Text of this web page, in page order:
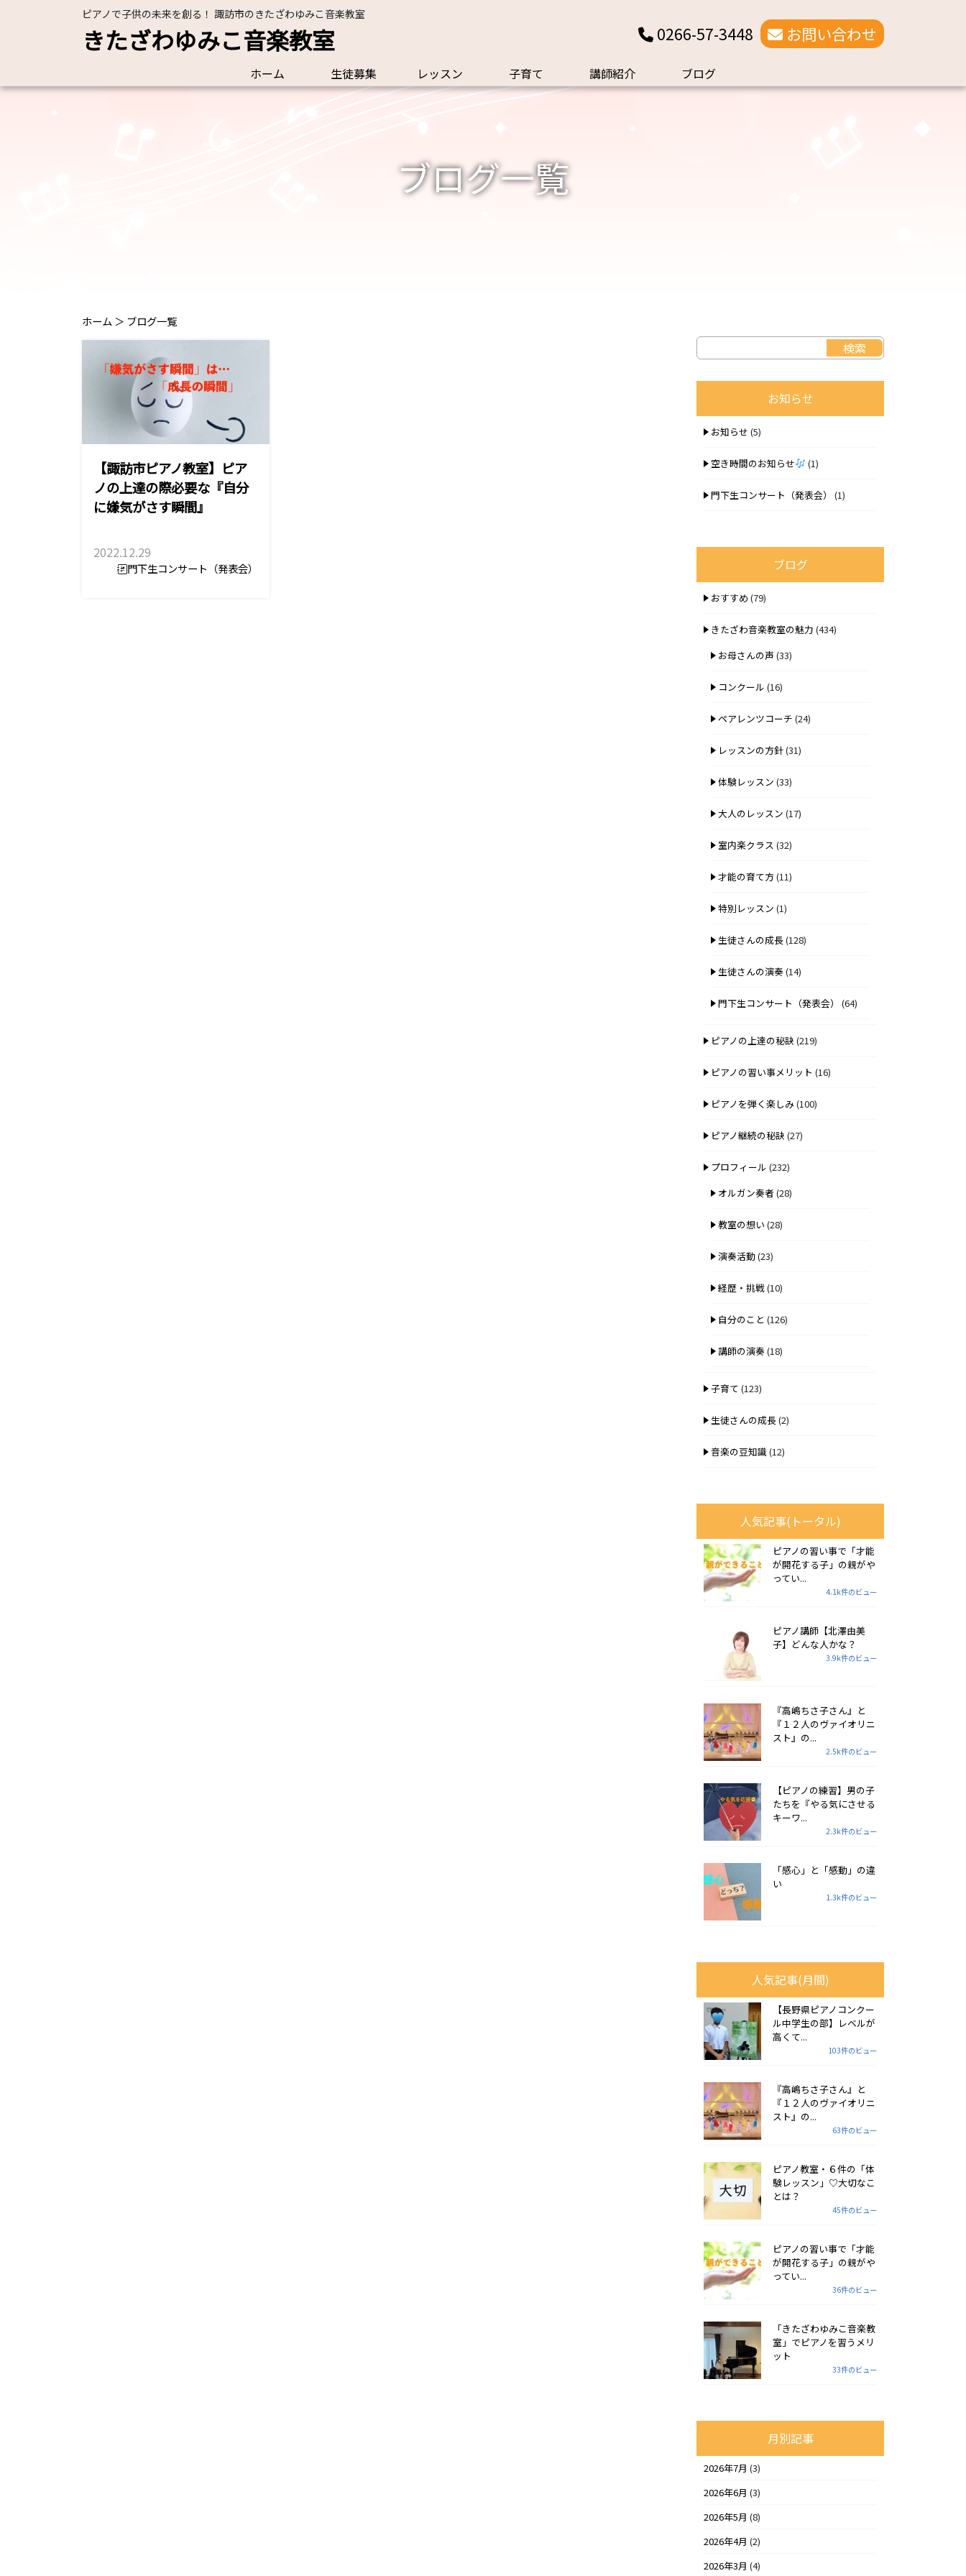
ピアノで子供の未来を創る！ 諏訪市のきたざわゆみこ音楽教室
きたざわゆみこ音楽教室 0266-57-3448 お問い合わせ
ホーム 生徒募集 レッスン 子育て 講師紹介 ブログ
ブログ一覧
ホーム ＞ ブログ一覧
【諏訪市ピアノ教室】ピア
ノの上達の際必要な『自分
に嫌気がさす瞬間』
2022.12.29
門下生コンサート（発表会）
お知らせ
お知らせ (5)
空き時間のお知らせ (1)
門下生コンサート（発表会） (1)
ブログ
おすすめ (79)
きたざわ音楽教室の魅力 (434)
お母さんの声 (33)
コンクール (16)
ペアレンツコーチ (24)
レッスンの方針(31)
体験レッスン (33)
大人のレッスン (17)
室内楽クラス (32)
才能の育て方 (11)
特別レッスン (1)
生徒さんの成長(128)
生徒さんの演奏(14)
門下生コンサート（発表会） (64)
ピアノの上達の秘訣 (219)
ピアノの習い事メリット (16)
ピアノを弾く楽しみ(100)
ピアノ継続の秘訣 (27)
プロフィール (232)
オルガン奏者 (28)
教室の想い (28)
演奏活動(23)
経歴・挑戦(10)
自分のこと (126)
講師の演奏(18)
子育て (123)
生徒さんの成長(2)
音楽の豆知識(12)
人気記事(トータル)
ピアノの習い事で「才能
が開花する子」の親がや
ってい...
4.1k件のビュー
ピアノ講師【北澤由美
子】どんな人かな？
3.9k件のビュー
『高嶋ちさ子さん』と
『１２人のヴァイオリニ
スト』の...
2.5k件のビュー
【ピアノの練習】男の子
たちを『やる気にさせる
キーワ...
2.3k件のビュー
「感心」と「感動」の違
い
1.3k件のビュー
人気記事(月間)
【長野県ピアノコンクー
ル中学生の部】レベルが
高くて...
103件のビュー
『高嶋ちさ子さん』と
『１２人のヴァイオリニ
スト』の...
63件のビュー
ピアノ教室・６件の「体
験レッスン」♡大切なこ
とは？
45件のビュー
ピアノの習い事で「才能
が開花する子」の親がや
ってい...
36件のビュー
「きたざわゆみこ音楽教
室」でピアノを習うメリ
ット
33件のビュー
月別記事
2026年7月 (3)
2026年6月 (3)
2026年5月 (8)
2026年4月 (2)
2026年3月 (4)